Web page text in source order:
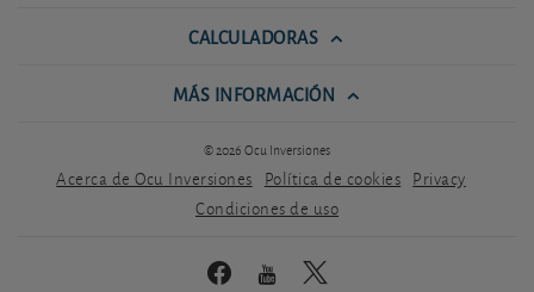
CALCULADORAS
MÁS INFORMACIÓN
© 2026 Ocu Inversiones
Acerca de Ocu Inversiones Política de cookies Privacy
Condiciones de uso